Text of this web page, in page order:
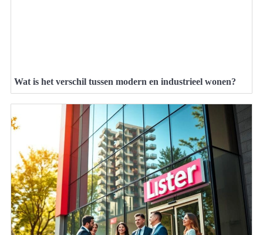
Wat is het verschil tussen modern en industrieel wonen?